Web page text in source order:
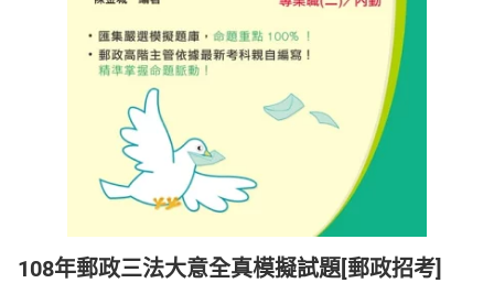
日本購物 電子/紙本書
108年郵政三法大意全真模擬試題[郵政招考]